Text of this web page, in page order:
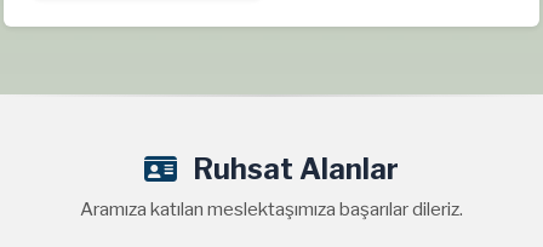
Ruhsat Alanlar
Aramıza katılan meslektaşımıza başarılar dileriz.